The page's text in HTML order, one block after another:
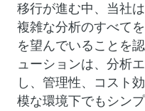
移行が進む中、当社
複雑な分析のすべて
を望んでいることを
ューションは、分析
し、管理性、コスト
模な環境下でもシン